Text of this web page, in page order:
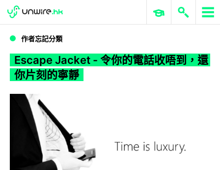
WWDC 2026 ERP 與商業 AI
作者忘記分類
Escape Jacket - 令你的電話收唔到，還
你片刻的寧靜